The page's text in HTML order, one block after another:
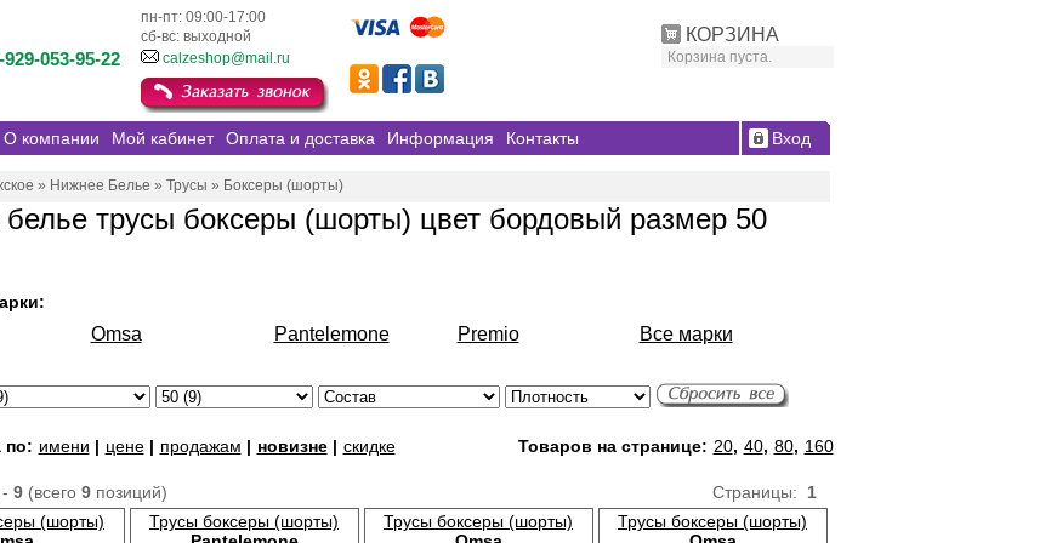
КОРЗИНА
Корзина пуста.
пн-пт: 09:00-17:00
сб-вс: выходной
929-053-95-22 calzeshop@mail.ru
О компании Мой кабинет Оплата и доставка Информация Контакты Вход
» Нижнее Белье » Трусы » Боксеры (шорты)
трусы боксеры (шорты) цвет бордовый размер 50
Omsa Pantelemone Premio Все марки
по: имени | цене| продажам | новизне| скидке Товаров на странице: 20, 40, 80, 160
Страницы: 1
9(всего 9позиций)
(шорты)
Трусы боксеры (шорты)
Трусы боксеры (шорты)
Трусы боксеры (шорты)